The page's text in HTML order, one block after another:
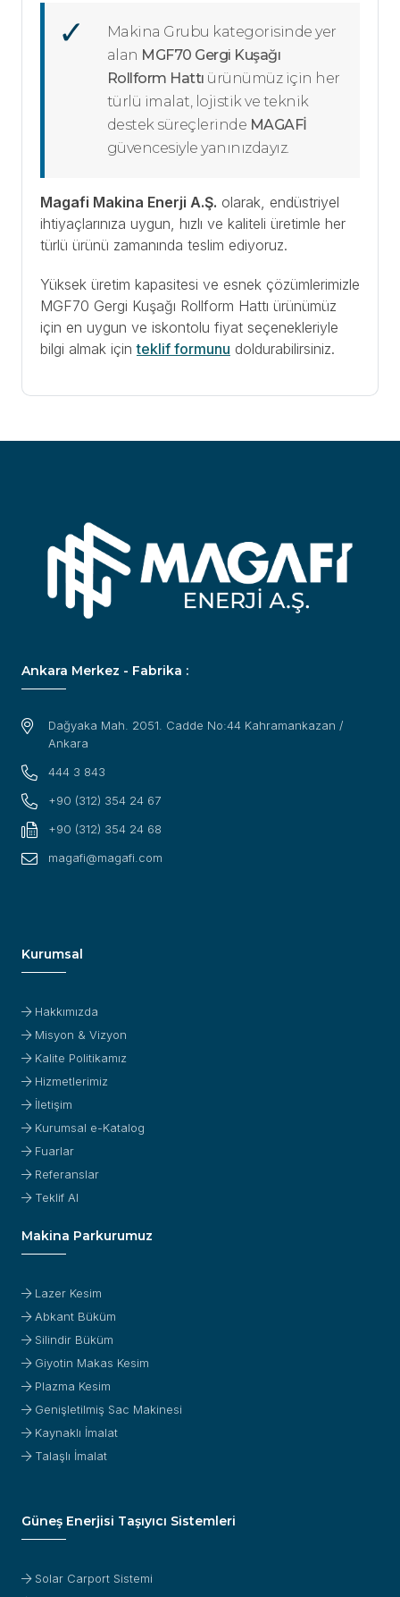
Makina Grubu kategorisinde yer
alan MGF70 Gergi Kuşağı
Rollform Hattı ürünümüz için her
türlü imalat, lojistik ve teknik
destek süreçlerinde MAGAFİ
güvencesiyle yanınızdayız.
Magafi Makina Enerji A.Ş. olarak, endüstriyel
ihtiyaçlarınıza uygun, hızlı ve kaliteli üretimle her
türlü ürünü zamanında teslim ediyoruz.
Yüksek üretim kapasitesi ve esnek çözümlerimizle
MGF70 Gergi Kuşağı Rollform Hattı ürünümüz
için en uygun ve iskontolu fiyat seçenekleriyle
bilgi almak içinteklif formunu doldurabilirsiniz.
Ankara Merkez - Fabrika :
Dağyaka Mah. 2051. Cadde No:44 Kahramankazan /
Ankara
444 3 843
+90 (312) 354 24 67
+90 (312) 354 24 68
magafi@magafi.com
Kurumsal
Hakkımızda
Misyon & Vizyon
Kalite Politikamız
Hizmetlerimiz
İletişim
Kurumsal e-Katalog
Fuarlar
Referanslar
Teklif Al
Makina Parkurumuz
Lazer Kesim
Abkant Büküm
Silindir Büküm
Giyotin Makas Kesim
Plazma Kesim
Genişletilmiş Sac Makinesi
Kaynaklı İmalat
Talaşlı İmalat
Güneş Enerjisi Taşıyıcı Sistemleri
Solar Carport Sistemi